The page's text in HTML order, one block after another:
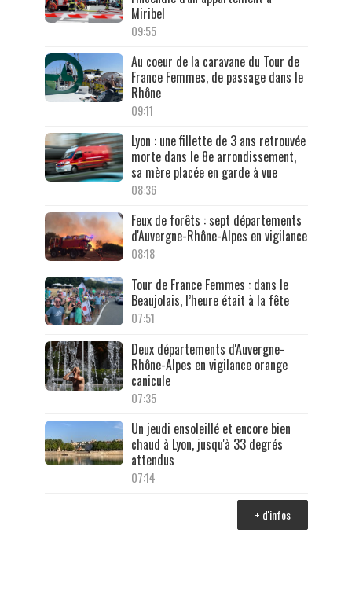
Miribel
09:55
Au coeur de la caravane du Tour de
France Femmes, de passage dans le
Rhône
09:11
Lyon : une fillette de 3 ans retrouvée
morte dans le 8e arrondissement,
sa mère placée en garde à vue
08:36
Feux de forêts : sept départements
d'Auvergne-Rhône-Alpes en vigilance
08:18
Tour de France Femmes : dans le
Beaujolais, l’heure était à la fête
07:51
Deux départements d'Auvergne-
Rhône-Alpes en vigilance orange
canicule
07:35
Un jeudi ensoleillé et encore bien
chaud à Lyon, jusqu'à 33 degrés
attendus
07:14
+ d'infos